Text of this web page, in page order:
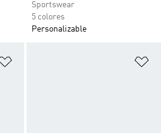
Sportswear
5 colores
Personalizable